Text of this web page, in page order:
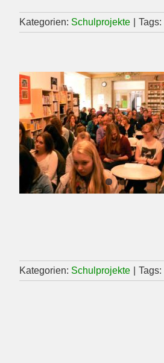
Kategorien: Schulprojekte Tags:
Kategorien: Schulprojekte Tags: